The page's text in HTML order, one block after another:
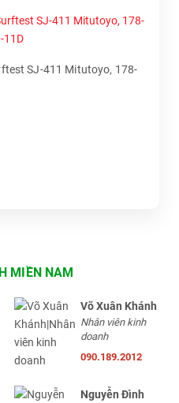
SJ-411 Mitutoyo, 178-
MIỀN NAM
Võ Xuân Khánh
Nhân viên kinh
doanh
090.189.2012
Nguyễn Đình